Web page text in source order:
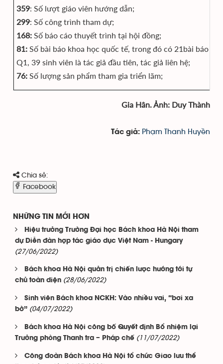
359: Số lượt giáo viên hướng dẫn;
299: Số công trình tham dự;
168: Số báo cáo thuyết trình tại hội đồng;
81: Số bài báo khoa học quốc tế, trong đó có 21bài báo
Q1, 39 sinh viên là tác giả đầu tiên, tác giả liên hệ;
76: Số lượng sản phẩm tham gia triển lãm;
Gia Hân. Ảnh: Duy Thành
Tác giả: Phạm Thanh Huyền
Chia sẻ:
Facebook
NHỮNG TIN MỚI HƠN
Hiệu trưởng Trường Đại học Bách khoa Hà Nội tham
dự Diễn đàn hợp tác giáo dục Việt Nam - Hungary
(27/06/2022)
Bách khoa Hà Nội quản trị chiến lược hướng tới tự
chủ toàn diện (28/06/2022)
Sinh viên Bách khoa NCKH: Vào nhiều vai, “bơi xa
bờ” (04/07/2022)
Bách khoa Hà Nội công bố Quyết định Bổ nhiệm lại
Trưởng phòng Thanh tra – Pháp chế (11/07/2022)
Công đoàn Bách khoa Hà Nội tổ chức Giao lưu thể